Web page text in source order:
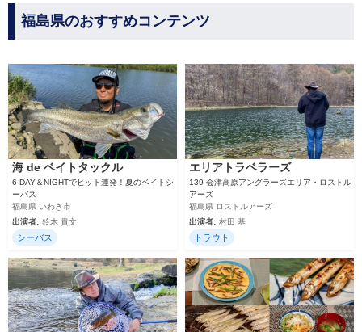
福島県のおすすめコンテンツ
海 de ベイトタックル
6 DAY＆NIGHTでヒット連発！夏のベイトシ
ーバス
福島県 いわき市
出演者: 鈴木 貴文
シーバス
エリアトラベラーズ
139 会津高原アングラーズエリア・ロストル
アーズ
福島県 ロストルアーズ
出演者: 村田 基
トラウト